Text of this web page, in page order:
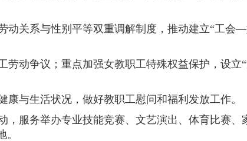
动关系与性别平等双重调解制度，推动建立“工会—
劳动争议；重点加强女教职工特殊权益保护，设立
与生活状况，做好教职工慰问和福利发放工作。
，服务举办专业技能竞赛、文艺演出、体育比赛、
。